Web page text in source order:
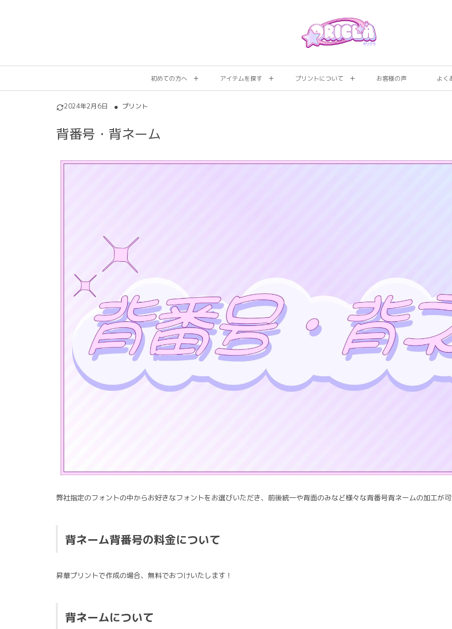
初めての方へ アイテムを探す プリントについて お客様の声 よく
2024年2月6日 プリント
背番号・背ネーム
弊社指定のフォントの中からお好きなフォントをお選びいただき、前後統一や背面のみなど様々な背番号背ネームの加工が
背ネーム背番号の料金について
昇華プリントで作成の場合、無料でおつけいたします！
背ネームについて